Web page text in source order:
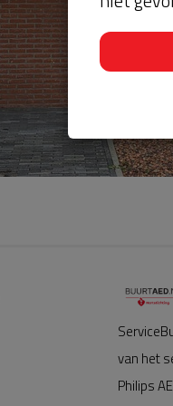
van het
Philips